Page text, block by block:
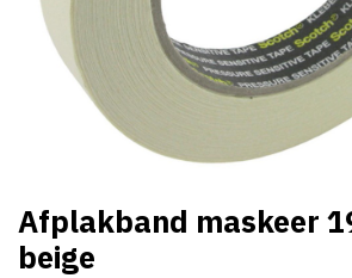
Afplakband maskeer
beige